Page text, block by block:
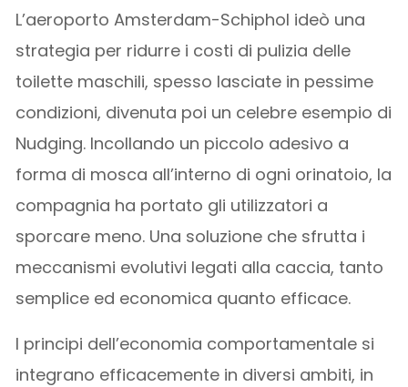
L’aeroporto Amsterdam-Schiphol ideò una
strategia per ridurre i costi di pulizia delle
toilette maschili, spesso lasciate in pessime
condizioni, divenuta poi un celebre esempio di
Nudging. Incollando un piccolo adesivo a
forma di mosca all’interno di ogni orinatoio, la
compagnia ha portato gli utilizzatori a
sporcare meno. Una soluzione che sfrutta i
meccanismi evolutivi legati alla caccia, tanto
semplice ed economica quanto efficace.
I principi dell’economia comportamentale si
integrano efficacemente in diversi ambiti, in